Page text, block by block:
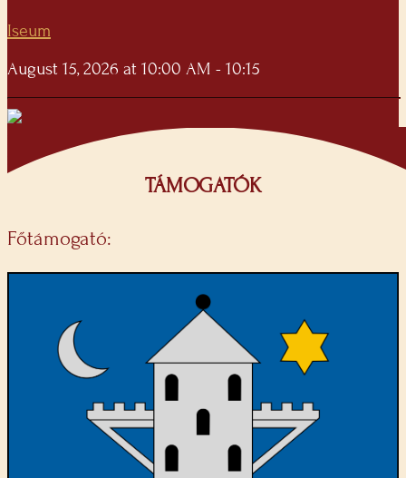
Iseum
August 15, 2026 at 10:00 AM - 10:15
TÁMOGATÓK
Főtámogató: